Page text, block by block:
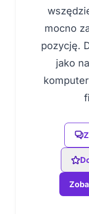
mocno
pozycję.
jako